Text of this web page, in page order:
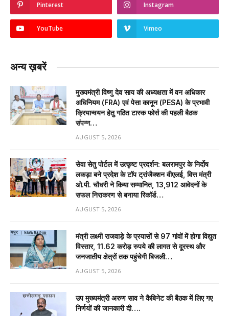
Pinterest Instagram
YouTube Vimeo
अन्य ख़बरें
मुख्यमंत्री विष्णु देव साय की अध्यक्षता में वन अधिकार
अधिनियम (FRA) एवं पेसा कानून (PESA) के प्रभावी
क्रियान्वयन हेतु गठित टास्क फोर्स की पहली बैठक
संपन्न…
AUGUST 5, 2026
सेवा सेतु पोर्टल में उत्कृष्ट प्रदर्शन: बलरामपुर के निर्दोष
लकड़ा बने प्रदेश के टॉप ट्रांजैक्शन वीएलई, वित्त मंत्री
ओ.पी. चौधरी ने किया सम्मानित, 13,912 आवेदनों के
सफल निराकरण से बनाया रिकॉर्ड…
AUGUST 5, 2026
मंत्री लक्ष्मी राजवाड़े के प्रयासों से 97 गांवों में होगा विद्युत
विस्तार, 11.62 करोड़ रुपये की लागत से दूरस्थ और
जनजातीय क्षेत्रों तक पहुंचेगी बिजली…
AUGUST 5, 2026
उप मुख्यमंत्री अरुण साव ने कैबिनेट की बैठक में लिए गए
निर्णयों की जानकारी दी….